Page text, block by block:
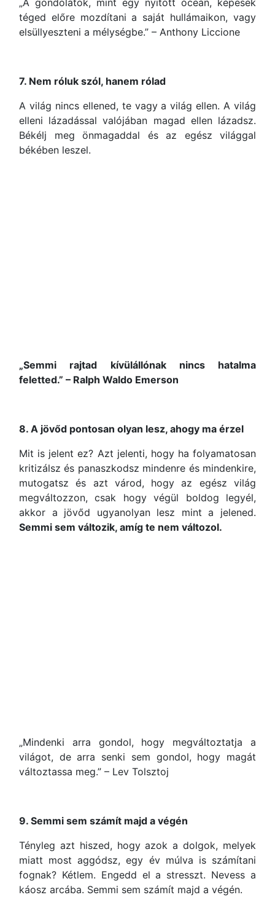
„A gondolatok, mint egy nyitott óceán, képesek
téged előre mozdítani a saját hullámaikon, vagy
elsüllyeszteni a mélységbe.” – Anthony Liccione
7. Nem róluk szól, hanem rólad
A világ nincs ellened, te vagy a világ ellen. A világ
elleni lázadással valójában magad ellen lázadsz.
Békélj meg önmagaddal és az egész világgal
békében leszel.
„Semmi rajtad kívülállónak nincs hatalma
feletted.” – Ralph Waldo Emerson
8. A jövőd pontosan olyan lesz, ahogy ma érzel
Mit is jelent ez? Azt jelenti, hogy ha folyamatosan
kritizálsz és panaszkodsz mindenre és mindenkire,
mutogatsz és azt várod, hogy az egész világ
megváltozzon, csak hogy végül boldog legyél,
akkor a jövőd ugyanolyan lesz mint a jelened.
Semmi sem változik, amíg te nem változol.
„Mindenki arra gondol, hogy megváltoztatja a
világot, de arra senki sem gondol, hogy magát
változtassa meg.” – Lev Tolsztoj
9. Semmi sem számít majd a végén
Tényleg azt hiszed, hogy azok a dolgok, melyek
miatt most aggódsz, egy év múlva is számítani
fognak? Kétlem. Engedd el a stresszt. Nevess a
káosz arcába. Semmi sem számít majd a végén.